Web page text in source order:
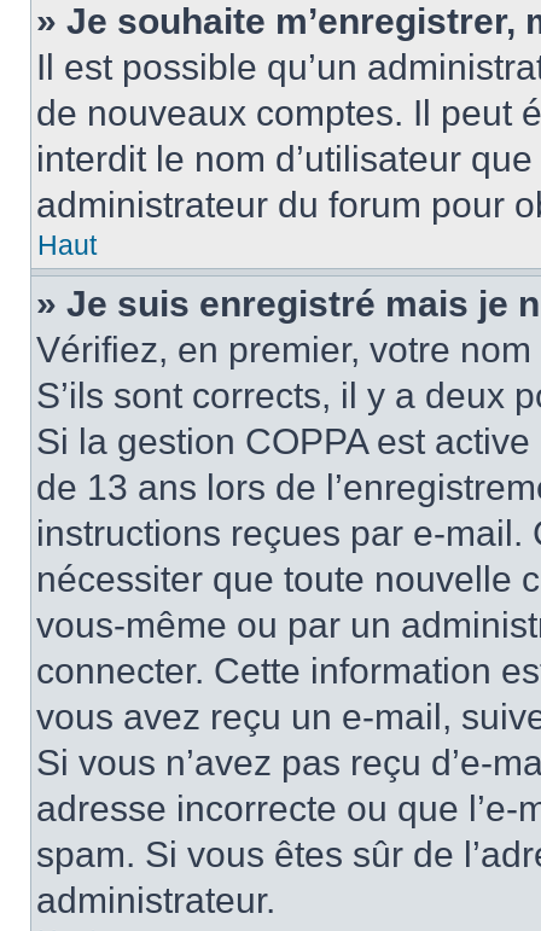
» Je souhaite m’enregistrer,
Il est possible qu’un
de nouveaux comptes. Il peut
interdit le nom d’utilisateur
administrateur du forum pour
Haut
» Je suis enregistré mais je
Vérifiez, en premier, votre
S’ils sont corrects, il y a deux
Si la gestion COPPA est
de 13 ans lors de
instructions reçues par e-
nécessiter que toute nouvelle
vous-même ou par un
connecter. Cette information
vous avez reçu un e-mail,
Si vous n’avez pas reçu d’e-
adresse incorrecte ou que
spam. Si vous êtes sûr de
administrateur.